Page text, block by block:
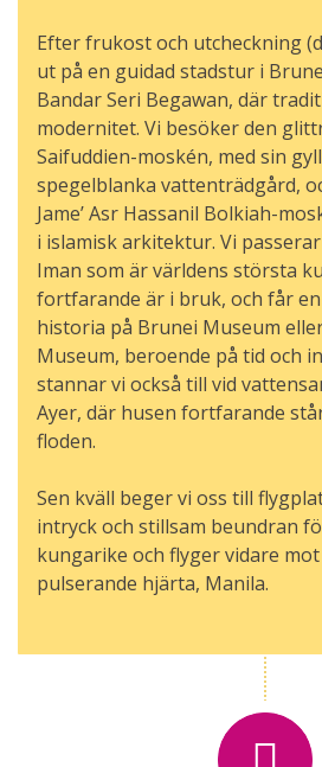
Efter frukost och utcheckning
ut på en guidad stadstur i
Bandar Seri Begawan, där
modernitet. Vi besöker den
Saifuddien-moskén, med sin
spegelblanka vattenträdgård,
Jame’ Asr Hassanil Bolkiah-
i islamisk arkitektur. Vi
Iman som är världens största
fortfarande är i bruk, och får
historia på Brunei Museum
Museum, beroende på tid och
stannar vi också till vid
Ayer, där husen fortfarande
floden.
Sen kväll beger vi oss till
intryck och stillsam beundran
kungarike och flyger vidare
pulserande hjärta, Manila.